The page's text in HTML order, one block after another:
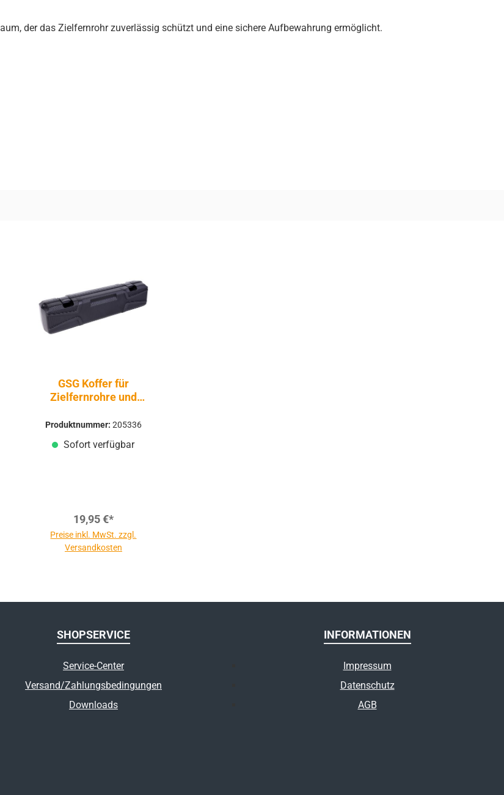
der das Zielfernrohr zuverlässig schützt und eine sichere Aufbewahrung ermöglicht.
GSG Koffer für
Zielfernrohre und
Produktnummer: 205336
Sofort verfügbar
19,95 €*
Preise inkl. MwSt. zzgl.
Versandkosten
SHOPSERVICE
Service-Center
Versand/Zahlungsbedingungen
Downloads
INFORMATIONEN
Impressum
Datenschutz
AGB